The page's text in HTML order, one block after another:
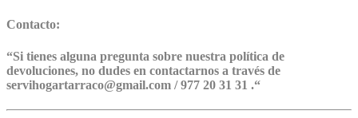
Contacto:
“Si tienes alguna pregunta sobre nuestra política de
devoluciones, no dudes en contactarnos a través de
servihogartarraco@gmail.com / 977 20 31 31 .“